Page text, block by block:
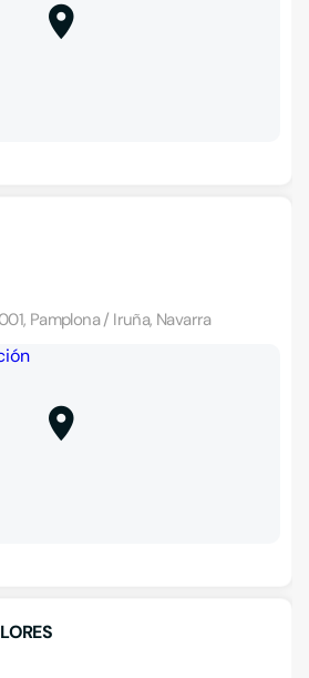
Pamplona / Iruña, Navarra